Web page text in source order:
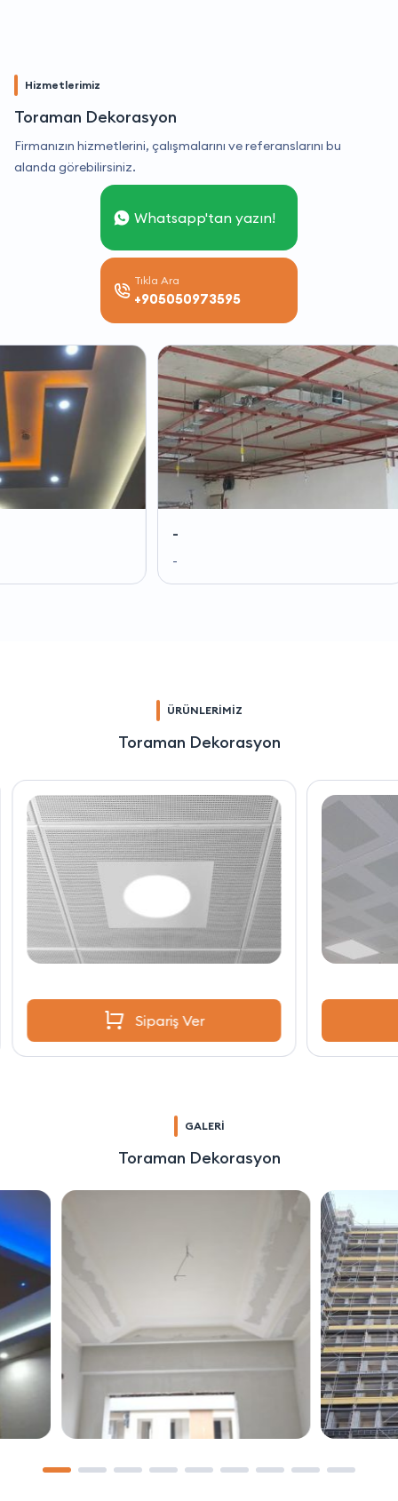
Hizmetlerimiz
Toraman Dekorasyon
Firmanızın hizmetlerini, çalışmalarını ve referanslarını bu
alanda görebilirsiniz.
Whatsapp'tan yazın!
Tıkla Ara
+905050973595
ÜRÜNLERİMİZ
Toraman Dekorasyon
Sipariş Ver
GALERİ
Toraman Dekorasyon